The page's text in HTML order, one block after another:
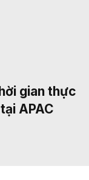
gian thực
APAC